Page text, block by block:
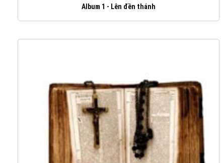
Album 1 - Lên đền thánh